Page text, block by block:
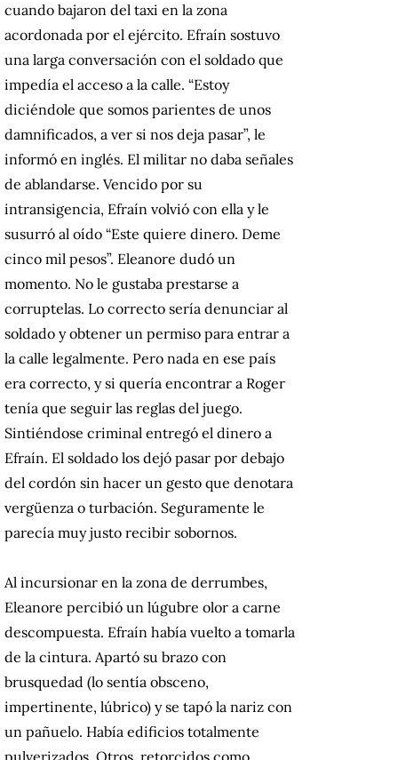
cuando bajaron del taxi en la zona
acordonada por el ejército. Efraín sostuvo
una larga conversación con el soldado que
impedía el acceso a la calle. “Estoy
diciéndole que somos parientes de unos
damnificados, a ver si nos deja pasar”, le
informó en inglés. El militar no daba señales
de ablandarse. Vencido por su
intransigencia, Efraín volvió con ella y le
susurró al oído “Este quiere dinero. Deme
cinco mil pesos”. Eleanore dudó un
momento. No le gustaba prestarse a
corruptelas. Lo correcto sería denunciar al
soldado y obtener un permiso para entrar a
la calle legalmente. Pero nada en ese país
era correcto, y si quería encontrar a Roger
tenía que seguir las reglas del juego.
Sintiéndose criminal entregó el dinero a
Efraín. El soldado los dejó pasar por debajo
del cordón sin hacer un gesto que denotara
vergüenza o turbación. Seguramente le
parecía muy justo recibir sobornos.
Al incursionar en la zona de derrumbes,
Eleanore percibió un lúgubre olor a carne
descompuesta. Efraín había vuelto a tomarla
de la cintura. Apartó su brazo con
brusquedad (lo sentía obsceno,
impertinente, lúbrico) y se tapó la nariz con
un pañuelo. Había edificios totalmente